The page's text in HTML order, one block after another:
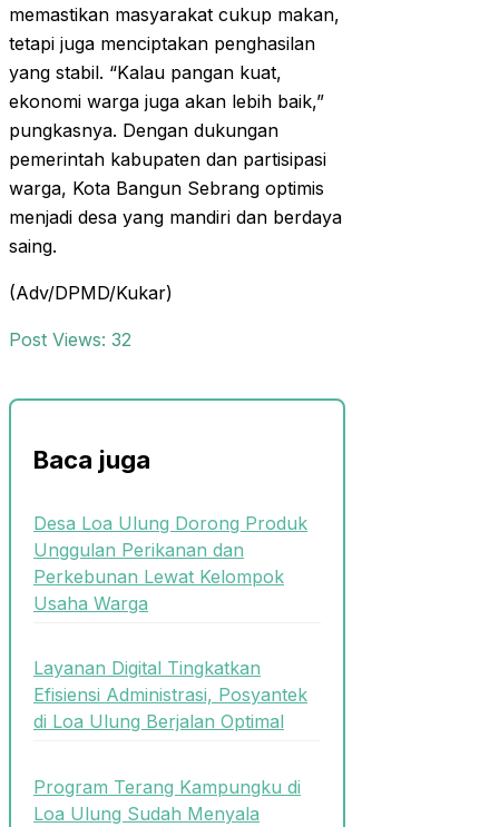
memastikan masyarakat cukup makan,
tetapi juga menciptakan penghasilan
yang stabil. “Kalau pangan kuat,
ekonomi warga juga akan lebih baik,”
pungkasnya. Dengan dukungan
pemerintah kabupaten dan partisipasi
warga, Kota Bangun Sebrang optimis
menjadi desa yang mandiri dan berdaya
saing.
(Adv/DPMD/Kukar)
Post Views: 32
Baca juga
Desa Loa Ulung Dorong Produk
Unggulan Perikanan dan
Perkebunan Lewat Kelompok
Usaha Warga
Layanan Digital Tingkatkan
Efisiensi Administrasi, Posyantek
di Loa Ulung Berjalan Optimal
Program Terang Kampungku di
Loa Ulung Sudah Menyala